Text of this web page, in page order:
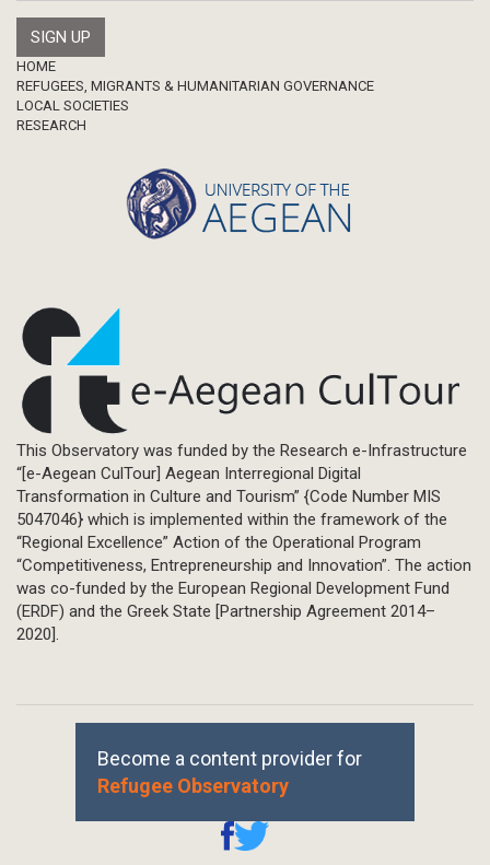
Footer
HOME
REFUGEES, MIGRANTS & HUMANITARIAN GOVERNANCE
LOCAL SOCIETIES
RESEARCH
This Observatory was funded by the Research e-Infrastructure
“[e-Aegean CulTour] Aegean Interregional Digital
Transformation in Culture and Tourism” {Code Number MIS
5047046} which is implemented within the framework of the
“Regional Excellence” Action of the Operational Program
“Competitiveness, Entrepreneurship and Innovation”. The action
was co-funded by the European Regional Development Fund
(ERDF) and the Greek State [Partnership Agreement 2014–
2020].
Become a content provider for
Refugee Observatory